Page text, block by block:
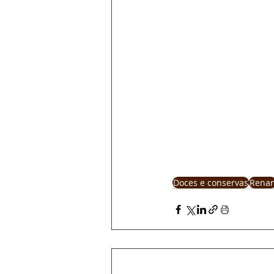
Doces e conservas